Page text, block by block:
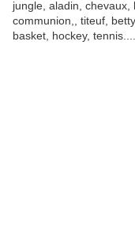
jungle, aladin, chevaux,
communion,, titeuf,
basket, hockey, tennis....